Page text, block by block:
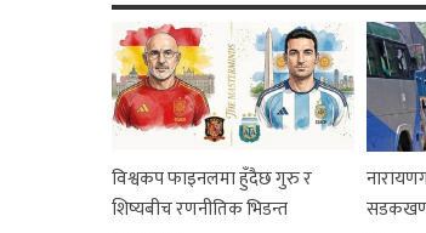
विश्वकप फाइनलमा हुँदैछ गुरु र
शिष्यबीच रणनीतिक भिडन्त